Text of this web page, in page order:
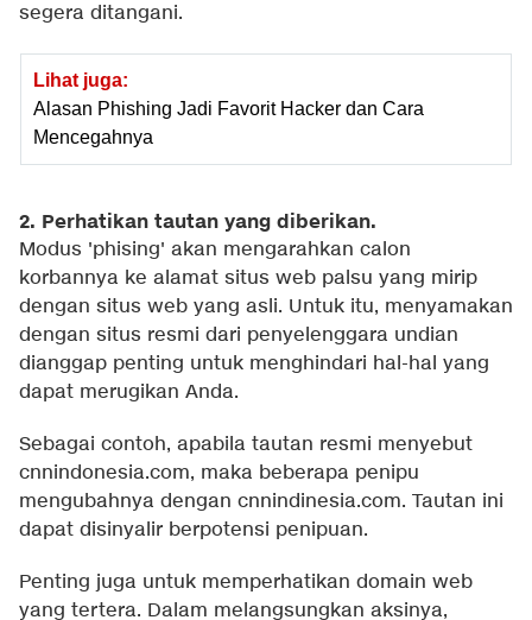
segera ditangani.
Lihat juga:
Alasan Phishing Jadi Favorit Hacker dan Cara
Mencegahnya
2. Perhatikan tautan yang diberikan.
Modus 'phising' akan mengarahkan calon
korbannya ke alamat situs web palsu yang mirip
dengan situs web yang asli. Untuk itu, menyamakan
dengan situs resmi dari penyelenggara undian
dianggap penting untuk menghindari hal-hal yang
dapat merugikan Anda.
Sebagai contoh, apabila tautan resmi menyebut
cnnindonesia.com, maka beberapa penipu
mengubahnya dengan cnnindinesia.com. Tautan ini
dapat disinyalir berpotensi penipuan.
Penting juga untuk memperhatikan domain web
yang tertera. Dalam melangsungkan aksinya,